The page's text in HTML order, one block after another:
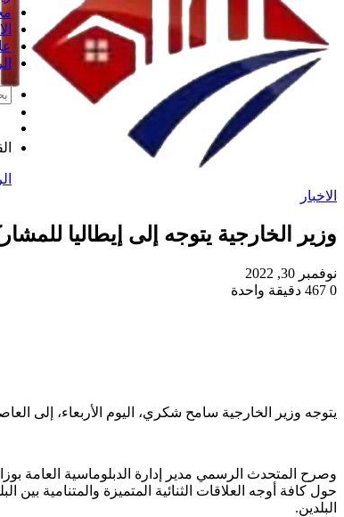
الاخبار
وزير الخارجية يتوجه إلى إيطاليا
نوفمبر 30, 2022
0
دقيقة واحدة
يتوجه وزير الخارجية سامح شكري، اليوم الأربعاء، إلى
وصرح المتحدث الرسمي مدير إدارة الدبلوماسية العامة
حول كافة أوجه العلاقات الثنائية المتميزة والمتنامية
البلدين.